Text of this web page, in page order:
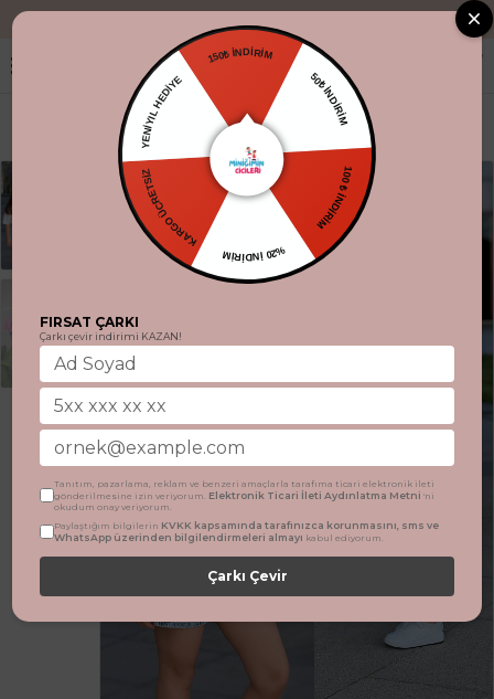
"Aynı gün
150₺ İNDİRİM
50₺ İNDİRİM
100 ₺ İNDİRİM
%20 İNDİRİM
KARGO ÜCRETSİZ
YENİYIL HEDİYE
FIRSAT ÇARKI
Çarkı çevir indirimi KAZAN!
Tanıtım, pazarlama, reklam ve benzeri amaçlarla tarafıma ticari elektronik ileti
gönderilmesine izin veriyorum. Elektronik Ticari İleti Aydınlatma Metni 'ni
okudum onay veriyorum.
Paylaştığım bilgilerin KVKK kapsamında tarafınızca korunmasını, sms ve
WhatsApp üzerinden bilgilendirmeleri almayı kabul ediyorum.
Çarkı Çevir